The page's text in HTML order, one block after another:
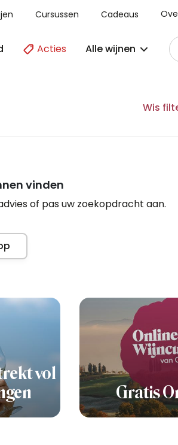
Cursussen Cadeaus
Acties Alle wijnen
Wis
vinden
of pas uw zoekopdracht aan.
vol
Gratis